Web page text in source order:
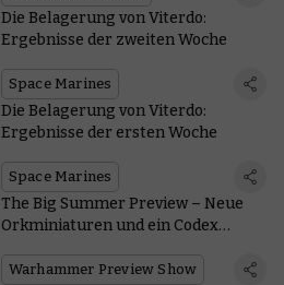
Die Belagerung von Viterdo:
Ergebnisse der zweiten Woche
Space Marines
Die Belagerung von Viterdo:
Ergebnisse der ersten Woche
Space Marines
The Big Summer Preview – Neue
Orkminiaturen und ein Codex
Warhammer Preview Show